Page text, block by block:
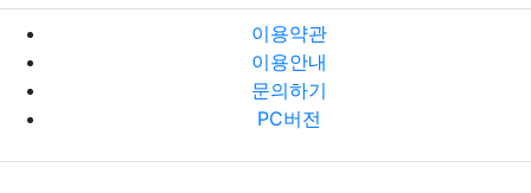
이용약관
이용안내
문의하기
PC버전